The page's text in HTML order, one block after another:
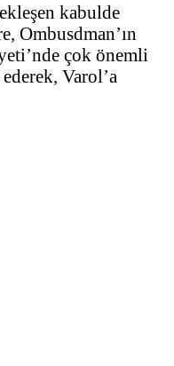
kabulde
Ombusdman’ın
çok önemli
Varol’a